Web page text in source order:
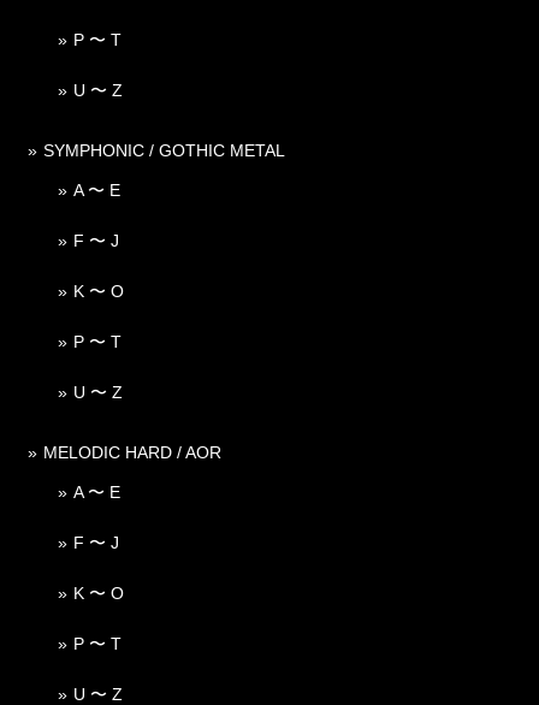
P 〜 T
U 〜 Z
SYMPHONIC / GOTHIC METAL
A 〜 E
F 〜 J
K 〜 O
P 〜 T
U 〜 Z
MELODIC HARD / AOR
A 〜 E
F 〜 J
K 〜 O
P 〜 T
U 〜 Z